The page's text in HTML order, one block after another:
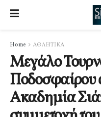
Home ΑΘΛΗΤΙΚΑ
Μεγάλο
Ποδοσφαίρου
Ακαδημία